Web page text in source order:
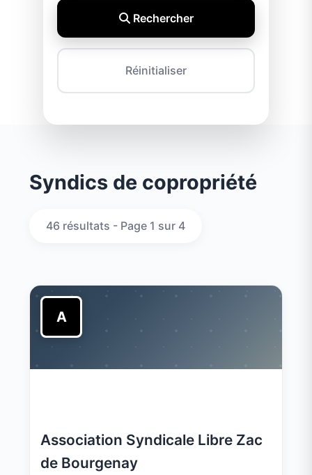
Rechercher
Réinitialiser
Syndics de copropriété
46 résultats - Page 1 sur 4
A
Association Syndicale Libre Zac
de Bourgenay